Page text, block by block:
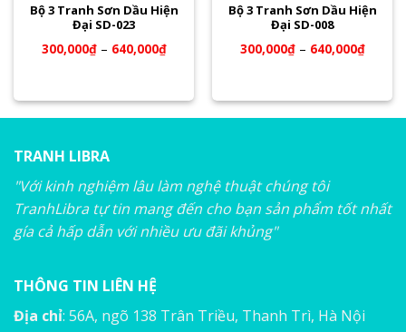
Bộ 3 Tranh Sơn Dầu Hiện
Đại SD-023
300,000₫– 640,000₫
Bộ 3 Tranh Sơn Dầu Hiện
Đại SD-008
300,000₫– 640,000₫
TRANH LIBRA
"Với kinh nghiệm lâu làm nghệ thuật chúng tôi
TranhLibra tự tin mang đến cho bạn sản phẩm tốt nhất
gía cả hấp dẫn với nhiều ưu đãi khủng"
THÔNG TIN LIÊN HỆ
Địa chỉ: 56A, ngõ 138 Trân Triều, Thanh Trì, Hà Nội